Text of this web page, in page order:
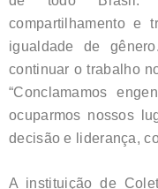
compartilhamento e
igualdade de
continuar o trabalho
“Conclamamos
ocuparmos nossos
decisão e liderança,
A instituição de